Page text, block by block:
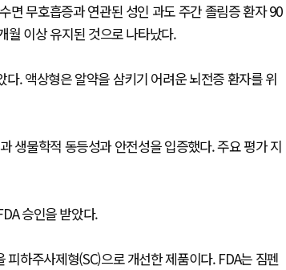
면 무호흡증과 연관된 성인 과도 주간 졸림증 환자 90
월 이상 유지된 것으로 나타났다.
. 액상형은 알약을 삼키기 어려운 뇌전증 환자를 위
생물학적 동등성과 안전성을 입증했다. 주요 평가 지
승인을 받았다.
하주사제형(SC)으로 개선한 제품이다. FDA는 짐펜